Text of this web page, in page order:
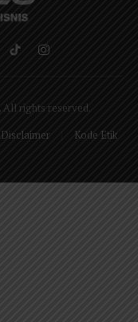
TikTokInstagram
. All rights reserved.
Disclaimer Kode Etik